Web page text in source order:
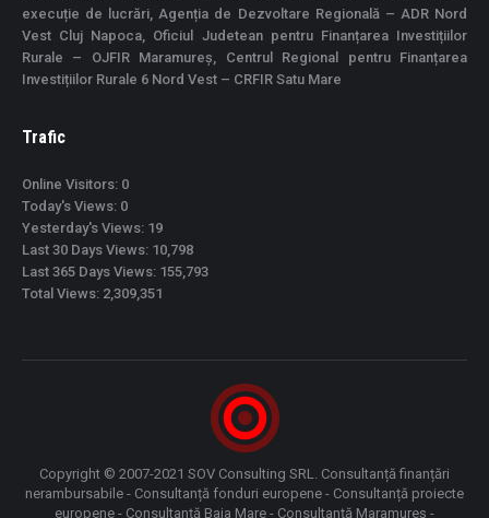
execuție de lucrări, Agenția de Dezvoltare Regională – ADR Nord
Vest Cluj Napoca, Oficiul Judetean pentru Finanțarea Investițiilor
Rurale – OJFIR Maramureș, Centrul Regional pentru Finanțarea
Investițiilor Rurale 6 Nord Vest – CRFIR Satu Mare
Trafic
Online Visitors: 0
Today's Views: 0
Yesterday's Views: 19
Last 30 Days Views: 10,798
Last 365 Days Views: 155,793
Total Views: 2,309,351
Copyright © 2007-2021 SOV Consulting SRL. Consultanță finanțări
nerambursabile - Consultanță fonduri europene - Consultanță proiecte
europene - Consultanță Baia Mare - Consultanță Maramureș -